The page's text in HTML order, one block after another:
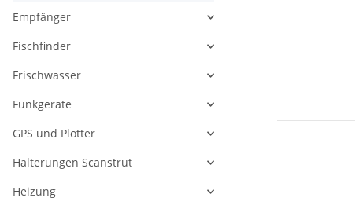
Empfänger
Fischfinder
Frischwasser
Funkgeräte
GPS und Plotter
Halterungen Scanstrut
Heizung